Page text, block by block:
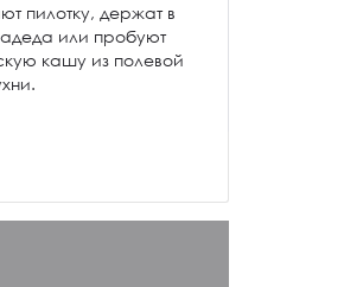
пилотку, держат в
или пробуют
кашу из полевой